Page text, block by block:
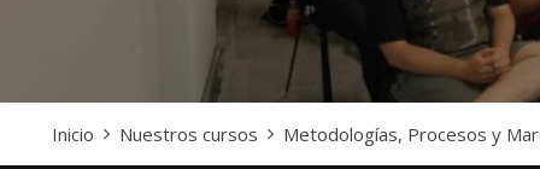
Inicio Nuestros cursos Metodologías, Procesos y